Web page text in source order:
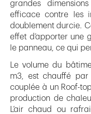
grandes
efficace contre les
doublement durcie.
effet d’apporter une
le panneau, ce qui
Le volume du
m3, est chauffé
couplée à un Roof-
production de
L’air chaud ou